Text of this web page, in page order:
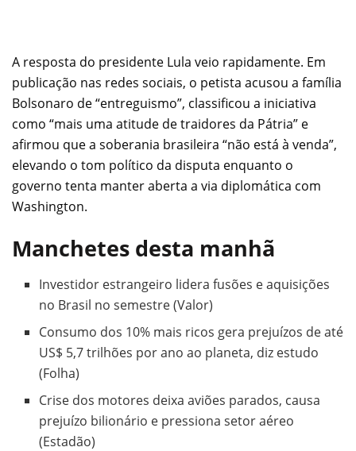
A resposta do presidente Lula veio rapidamente. Em
publicação nas redes sociais, o petista acusou a família
Bolsonaro de “entreguismo”, classificou a iniciativa
como “mais uma atitude de traidores da Pátria” e
afirmou que a soberania brasileira “não está à venda”,
elevando o tom político da disputa enquanto o
governo tenta manter aberta a via diplomática com
Washington.
Manchetes desta manhã
Investidor estrangeiro lidera fusões e aquisições
no Brasil no semestre (Valor)
Consumo dos 10% mais ricos gera prejuízos de até
US$ 5,7 trilhões por ano ao planeta, diz estudo
(Folha)
Crise dos motores deixa aviões parados, causa
prejuízo bilionário e pressiona setor aéreo
(Estadão)